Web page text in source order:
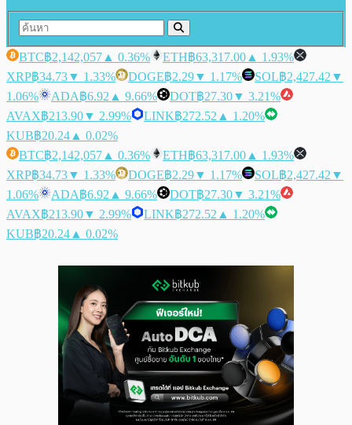
BTC฿2,142,057 ▲ 0.36% ETH฿63,317.00 ▲ 1.93%
XRP฿34.73▼ 1.33% DOGE฿2.29▼ 1.17% SOL฿2,427.42 ▼
1.06%
ADA฿6.92 ▲ 9.66% DOT฿27.30▼ 3.21%
AVAX฿213.90▼ 2.99% LINK฿272.52 ▲ 1.20%
KUB฿20.24 ▲ 0.02%
BTC฿2,142,057 ▲ 0.36% ETH฿63,317.00 ▲ 1.93%
XRP฿34.73▼ 1.33% DOGE฿2.29▼ 1.17% SOL฿2,427.42 ▼
1.06%
ADA฿6.92 ▲ 9.66% DOT฿27.30▼ 3.21%
AVAX฿213.90▼ 2.99% LINK฿272.52 ▲ 1.20%
KUB฿20.24 ▲ 0.02%